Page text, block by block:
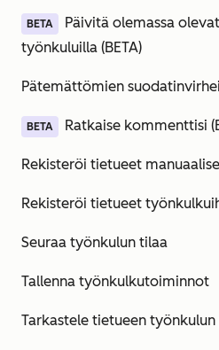
BETA
Päivitä olemassa
työnkuluilla (BETA)
Pätemättömien
BETA Ratkaise kommenttisi
Rekisteröi tietueet
Rekisteröi tietueet
Seuraa työnkulun tilaa
Tallenna työnkulkutoiminnot
Tarkastele tietueen